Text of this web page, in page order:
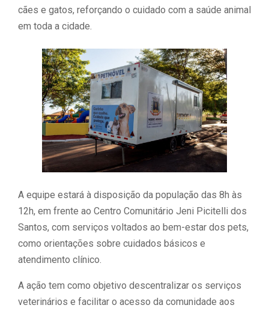
cães e gatos, reforçando o cuidado com a saúde animal
em toda a cidade.
A equipe estará à disposição da população das 8h às
12h, em frente ao Centro Comunitário Jeni Picitelli dos
Santos, com serviços voltados ao bem-estar dos pets,
como orientações sobre cuidados básicos e
atendimento clínico.
A ação tem como objetivo descentralizar os serviços
veterinários e facilitar o acesso da comunidade aos